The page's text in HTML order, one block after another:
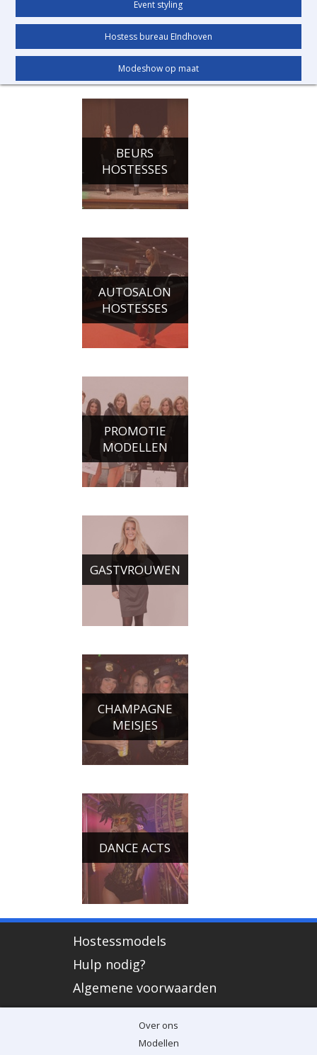
Event styling
Hostess bureau EIndhoven
Modeshow op maat
BEURS
HOSTESSES
AUTOSALON
HOSTESSES
PROMOTIE
MODELLEN
GASTVROUWEN
CHAMPAGNE
MEISJES
DANCE ACTS
Hostessmodels
Hulp nodig?
Algemene voorwaarden
Over ons
Modellen